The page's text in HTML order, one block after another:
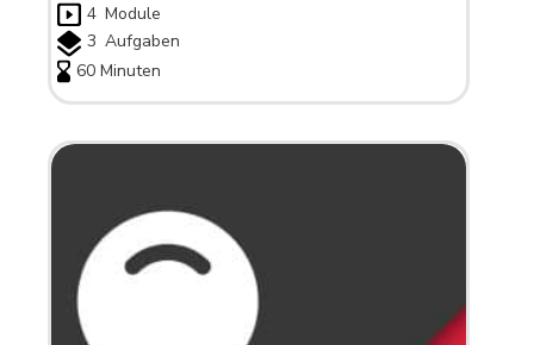
4 Module
3 Aufgaben
60 Minuten